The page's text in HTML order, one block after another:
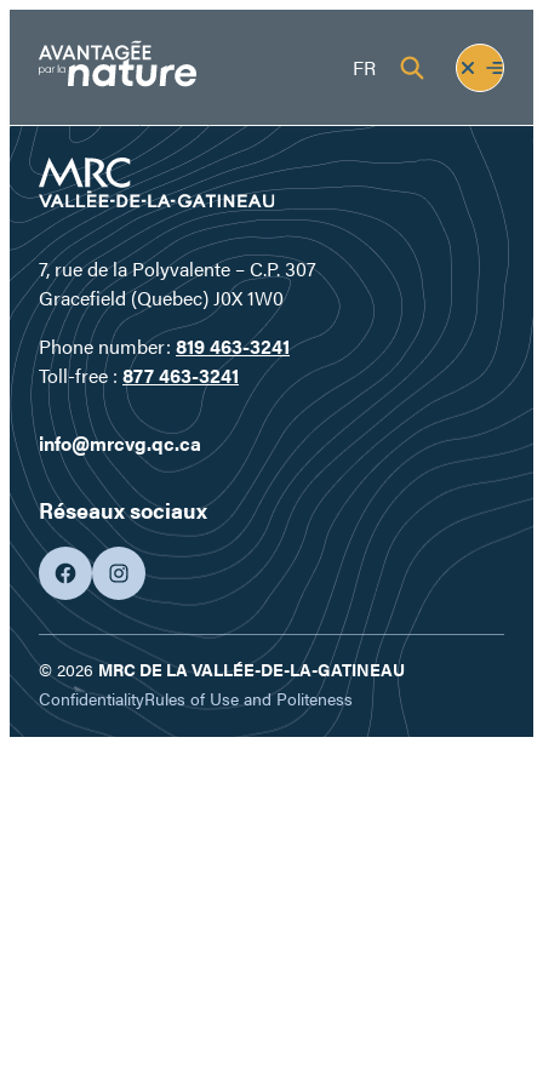
content
FR
Fermer
le
menu
Ouvrir
le
7, rue de la Polyvalente – C.P. 307
Gracefield (Quebec) J0X 1W0
Phone number: 819 463-3241
Toll-free : 877 463-3241
info@mrcvg.qc.ca
Réseaux sociaux
facebookgoogleplus
© 2026 MRC DE LA VALLÉE-DE-LA-GATINEAU
ConfidentialityRules of Use and Politeness